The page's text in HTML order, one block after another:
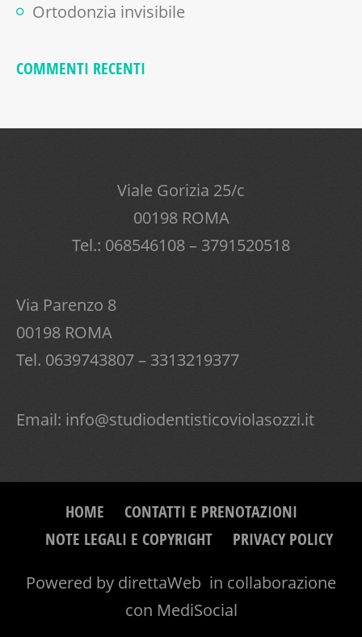
Ortodonzia invisibile
COMMENTI RECENTI
Viale Gorizia 25/c
00198 ROMA
Tel.: 068546108 – 3791520518
Via Parenzo 8
00198 ROMA
Tel. 0639743807 – 3313219377
Email: info@studiodentisticoviolasozzi.it
HOME
CONTATTI E PRENOTAZIONI
NOTE LEGALI E COPYRIGHT
PRIVACY POLICY
Powered by direttaWeb in collaborazione
con MediSocial